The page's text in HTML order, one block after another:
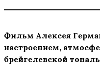
Фильм Алексея
настроением,
брейгелевской